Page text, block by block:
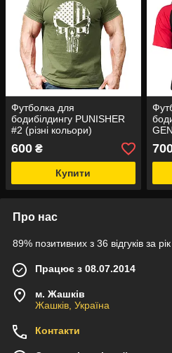
Футболка для
бодибілдингу PUNISHER
#2 (різні кольори)
600 ₴
Купити
3/4
Про нас
89% позитивних з 36 відгуків за рік
Працює з 08.07.2014
м. Жашків
Жашків, Україна
Контакти